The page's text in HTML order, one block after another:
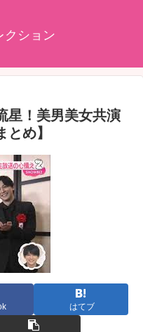
クション
星！美男美女共演
め】
はてブ